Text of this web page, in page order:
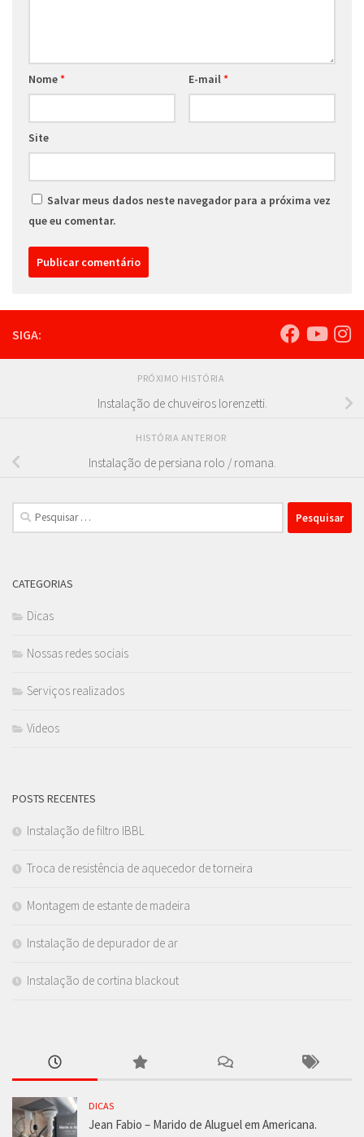
Nome* E-mail*
Site
Salvar meus dados neste navegador para a próxima vez
que eu comentar.
SIGA:
PRÓXIMO HISTÓRIA
Instalação de chuveiros lorenzetti.
HISTÓRIA ANTERIOR
Instalação de persiana rolo / romana.
Pesquisar
por:
CATEGORIAS
Dicas
Nossas redes sociais
Serviços realizados
Videos
POSTS RECENTES
Instalação de filtro IBBL
Troca de resistência de aquecedor de torneira
Montagem de estante de madeira
Instalação de depurador de ar
Instalação de cortina blackout
DICAS
Jean Fabio – Marido de Aluguel em Americana.